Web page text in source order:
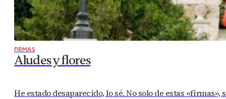
FIRMAS
Aludes y flores
He estado desaparecido, lo sé. No solo de estas